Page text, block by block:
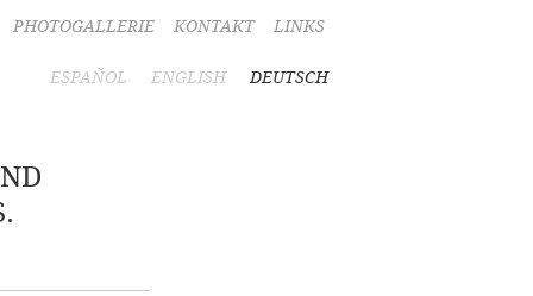
LINKS
KONTAKT
PHOTOGALLERIE
DEUTSCH
ENGLISH
ESPAÑOL